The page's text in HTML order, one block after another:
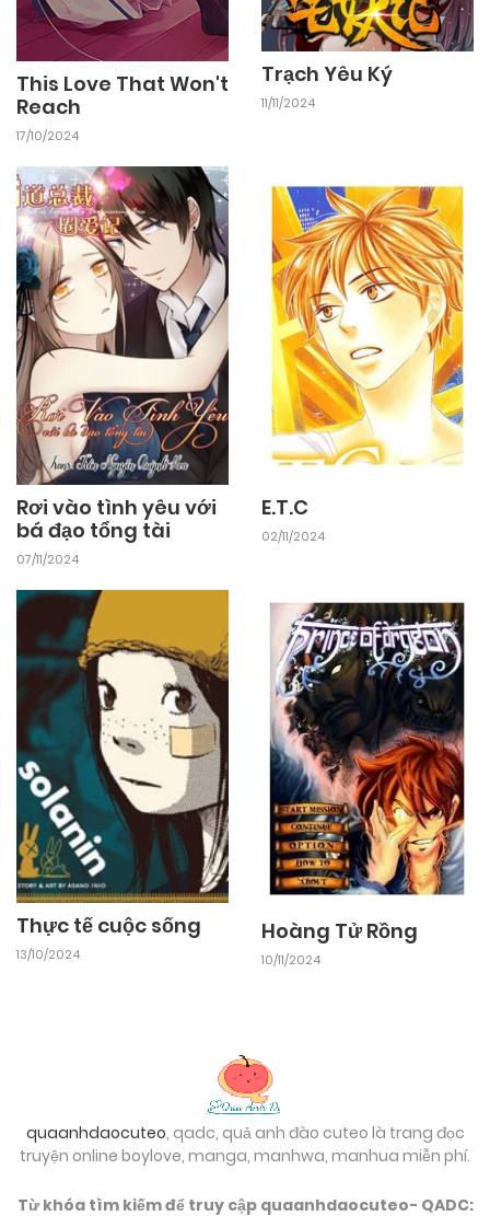
This Love That Won't
Reach
17/10/2024
Trạch Yêu Ký
11/11/2024
Rơi vào tình yêu với
bá đạo tổng tài
07/11/2024
E.T.C
02/11/2024
Thực tế cuộc sống
13/10/2024
Hoàng Tử Rồng
10/11/2024
quaanhdaocuteo, qadc, quả anh đào cuteo là trang đọc
truyện online boylove, manga, manhwa, manhua miễn phí.
Từ khóa tìm kiếm để truy cập quaanhdaocuteo- QADC: